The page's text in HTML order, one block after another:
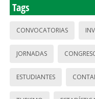
Tags
CONVOCATORIAS
JORNADAS
ESTUDIANTES